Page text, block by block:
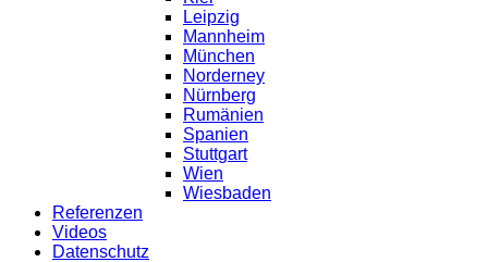
Leipzig
Mannheim
München
Norderney
Nürnberg
Rumänien
Spanien
Stuttgart
Wien
Wiesbaden
Referenzen
Videos
Datenschutz